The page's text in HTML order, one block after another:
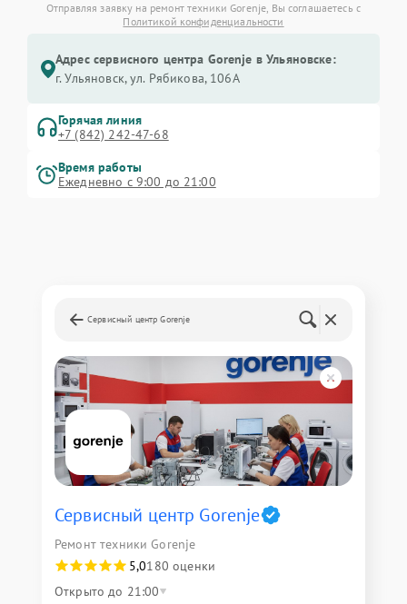
Отправляя заявку на ремонт техники Gorenje, Вы соглашаетесь с
Политикой конфиденциальности
Адрес сервисного центра Gorenje в Ульяновске:
г. Ульяновск, ул. Рябикова, 106А
Горячая линия
+7 (842) 242-47-68
Время работы
Ежедневно с 9:00 до 21:00
Сервисный центр Gorenje
Сервисный центр Gorenje
Ремонт техники Gorenje
5,0180 оценки
Открыто до 21:00